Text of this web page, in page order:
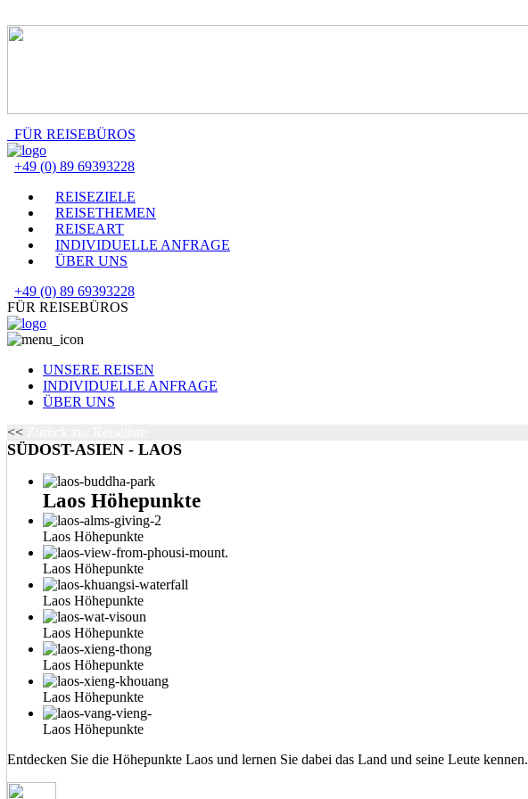
FÜR REISEBÜROS
+49 (0) 89 69393228
REISEZIELE
REISETHEMEN
REISEART
INDIVIDUELLE ANFRAGE
ÜBER UNS
+49 (0) 89 69393228
FÜR REISEBÜROS
UNSERE REISEN
INDIVIDUELLE ANFRAGE
ÜBER UNS
<<
SÜDOST-ASIEN - LAOS
Laos Höhepunkte
Laos Höhepunkte
Laos Höhepunkte
Laos Höhepunkte
Laos Höhepunkte
Laos Höhepunkte
Laos Höhepunkte
Laos Höhepunkte
Entdecken Sie die Höhepunkte Laos und lernen Sie dabei das Land und seine Leute kennen.